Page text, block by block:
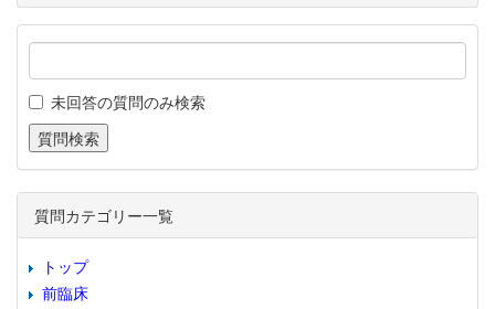
未回答の質問のみ検索
質問カテゴリー一覧
トップ
前臨床